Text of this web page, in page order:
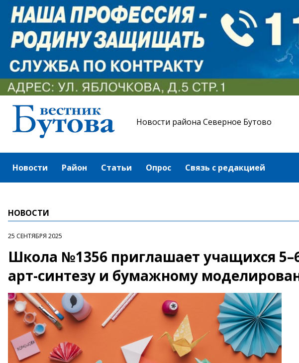
Новости района Северное Бутово
Новости Район Статьи Опрос Связь с редакцией
НОВОСТИ
25 СЕНТЯБРЯ 2025
Школа №1356 приглашает учащихся
арт-синтезу и бумажному